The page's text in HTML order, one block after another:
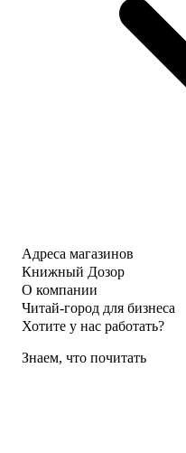
Адреса магазинов
Книжный Дозор
О компании
Читай-город для бизнеса
Хотите у нас работать?
Знаем, что почитать